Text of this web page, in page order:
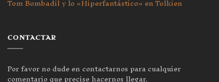
CONTACTAR
Por favor no dude en contactarnos para cualquier
comentario que precise hacernos llegar.